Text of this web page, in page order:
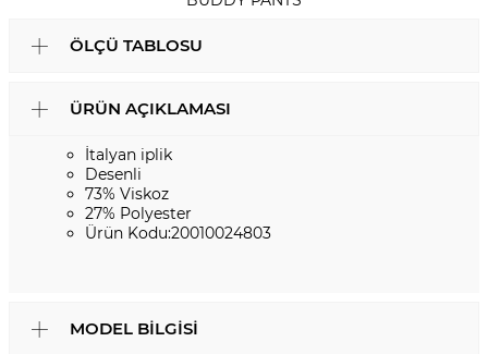
ÖLÇÜ TABLOSU
ÜRÜN AÇIKLAMASI
İtalyan iplik
Desenli
73% Viskoz
27% Polyester
Ürün Kodu:20010024803
MODEL BILGISI